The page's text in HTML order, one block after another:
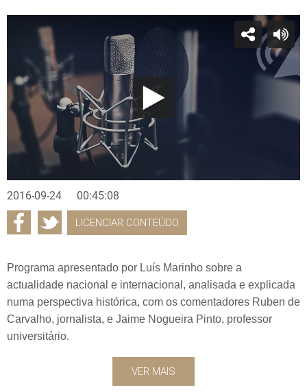
2016-09-24 00:45:08
LICENCIAR CONTEÚDO
Programa apresentado por Luís Marinho sobre a
actualidade nacional e internacional, analisada e explicada
numa perspectiva histórica, com os comentadores Ruben de
Carvalho, jornalista, e Jaime Nogueira Pinto, professor
universitário.
VER MAIS